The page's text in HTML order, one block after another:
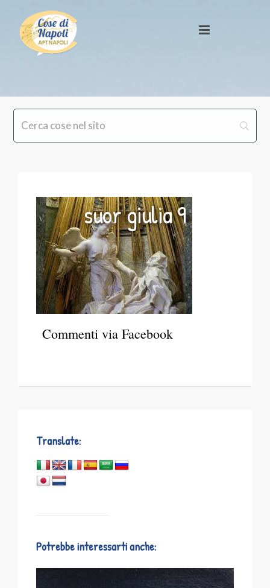
suor giulia 9
Commenti via Facebook
Translate:
Potrebbe interessarti anche: